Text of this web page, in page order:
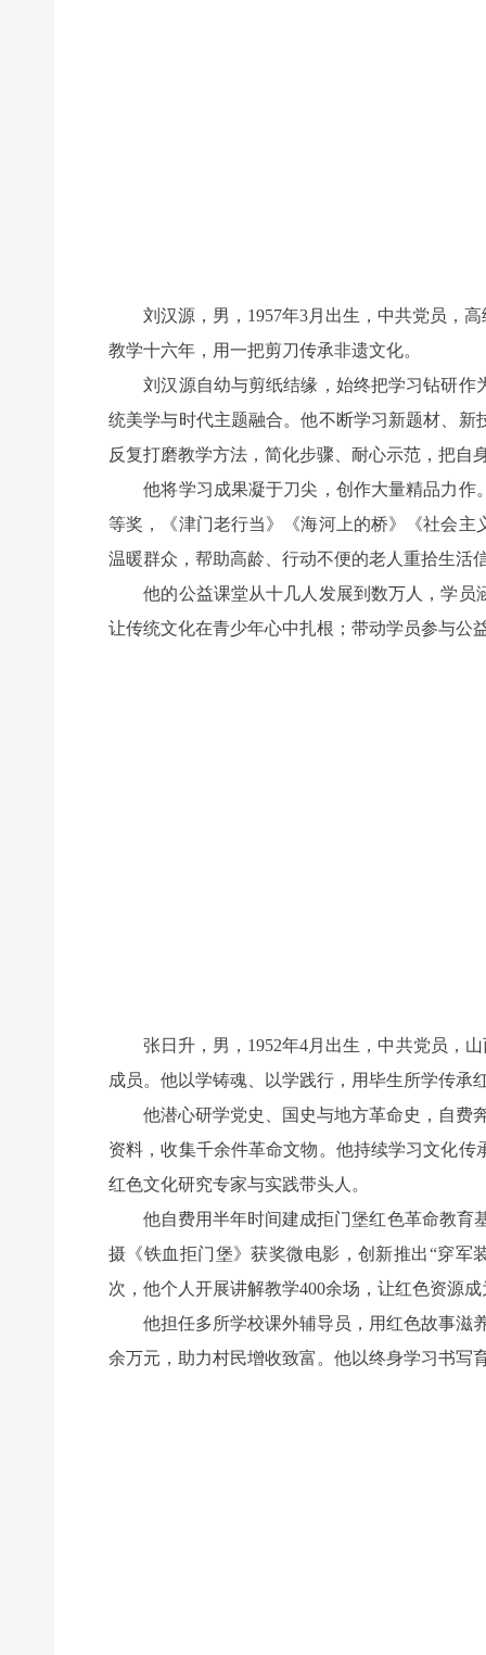
刘汉源，男，1957年3月出生，中共党员，高
教学十六年，用一把剪刀传承非遗文化。
刘汉源自幼与剪纸结缘，始终把学习钻研作
统美学与时代主题融合。他不断学习新题材、
反复打磨教学方法，简化步骤、耐心示范，把
他将学习成果凝于刀尖，创作大量精品力作
等奖，《津门老行当》《海河上的桥》《社会
温暖群众，帮助高龄、行动不便的老人重拾生活
他的公益课堂从十几人发展到数万人，学员
让传统文化在青少年心中扎根；带动学员参与公
张日升，男，1952年4月出生，中共党员，山
成员。他以学铸魂、以学践行，用毕生所学传承
他潜心研学党史、国史与地方革命史，自费奔
资料，收集千余件革命文物。他持续学习文化
红色文化研究专家与实践带头人。
他自费用半年时间建成拒门堡红色革命教育基
摄《铁血拒门堡》获奖微电影，创新推出“穿军
次，他个人开展讲解教学400余场，让红色资源
他担任多所学校课外辅导员，用红色故事滋养
余万元，助力村民增收致富。他以终身学习书写